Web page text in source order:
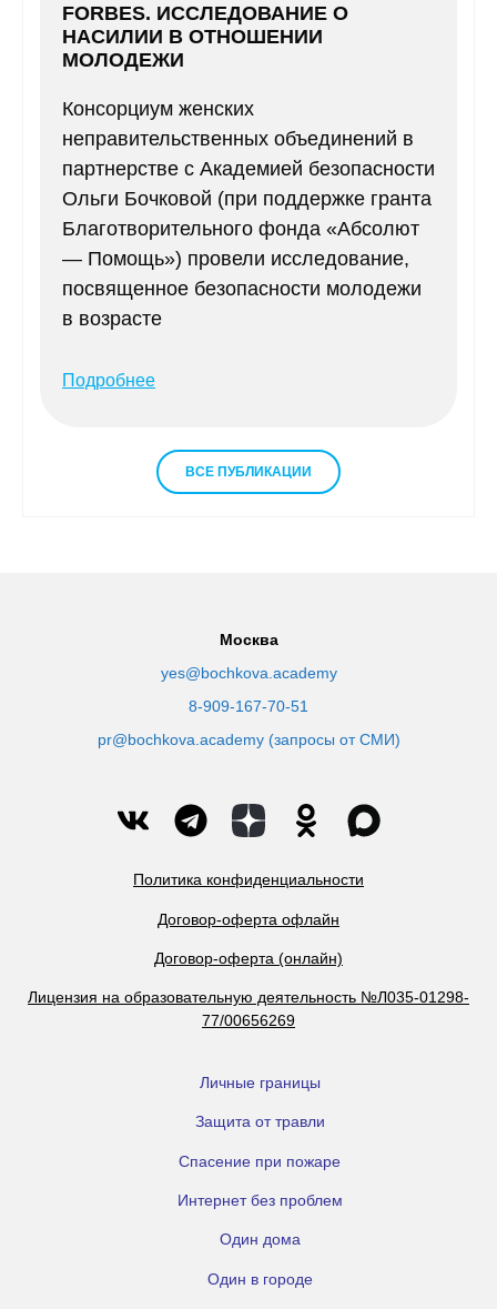
FORBES. ИССЛЕДОВАНИЕ О
НАСИЛИИ В ОТНОШЕНИИ
МОЛОДЕЖИ
Консорциум женских
неправительственных объединений в
партнерстве с Академией безопасности
Ольги Бочковой (при поддержке гранта
Благотворительного фонда «Абсолют
— Помощь») провели исследование,
посвященное безопасности молодежи
в возрасте
Подробнее
ВСЕ ПУБЛИКАЦИИ
Москва
yes@bochkova.academy
8-909-167-70-51
pr@bochkova.academy (запросы от СМИ)
Политика конфиденциальности
Договор-оферта офлайн
Договор-оферта (онлайн)
Лицензия на образовательную деятельность №Л035-01298-
77/00656269
Личные границы
Защита от травли
Спасение при пожаре
Интернет без проблем
Один дома
Один в городе